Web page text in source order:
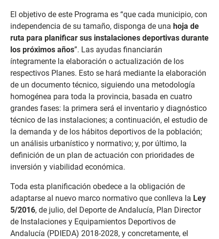
El objetivo de este Programa es “que cada municipio, con
independencia de su tamaño, disponga de una hoja de
ruta para planificar sus instalaciones deportivas durante
los próximos años”. Las ayudas financiarán
íntegramente la elaboración o actualización de los
respectivos Planes. Esto se hará mediante la elaboración
de un documento técnico, siguiendo una metodología
homogénea para toda la provincia, basada en cuatro
grandes fases: la primera será el inventario y diagnóstico
técnico de las instalaciones; a continuación, el estudio de
la demanda y de los hábitos deportivos de la población;
un análisis urbanístico y normativo; y, por último, la
definición de un plan de actuación con prioridades de
inversión y viabilidad económica.
Toda esta planificación obedece a la obligación de
adaptarse al nuevo marco normativo que conlleva la Ley
5/2016, de julio, del Deporte de Andalucía, Plan Director
de Instalaciones y Equipamientos Deportivos de
Andalucía (PDIEDA) 2018-2028, y concretamente, el